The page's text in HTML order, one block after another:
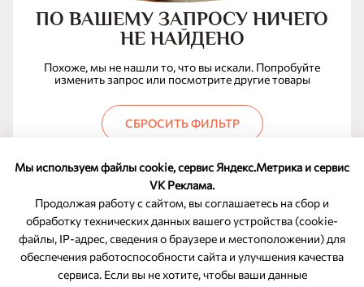
Мы используем файлы cookie, сервис Яндекс.Метрика и сервис
VK Реклама.
Продолжая работу с сайтом, вы соглашаетесь на сбор и
обработку технических данных вашего устройства (cookie-
файлы, IP-адрес, сведения о браузере и местоположении) для
обеспечения работоспособности сайта и улучшения качества
сервиса. Если вы не хотите, чтобы ваши данные
ПО ВАШЕМУ ЗАПРОСУ НИЧЕГО
НЕ НАЙДЕНО
Похоже, мы не нашли то, что вы искали. Попробуйте
изменить запрос или посмотрите другие товары
СБРОСИТЬ ФИЛЬТР
ОБРАТНАЯ СВЯЗЬ
8-800-350-46-10